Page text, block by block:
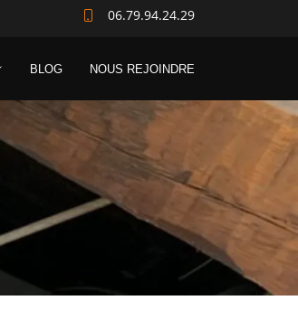
06.79.94.24.29
BLOG NOUS REJOINDRE